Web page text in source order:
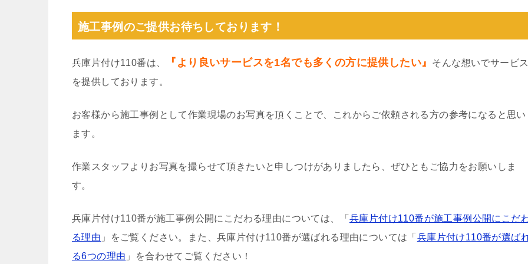
施工事例のご提供お待ちしております！
兵庫片付け110番は、 『より良いサービスを1名でも多くの方に提供したい』
そんな想いでサービス
を提供しております。
お客様から施工事例として作業現場のお写真を頂くことで、これからご依頼される方の参考になると思い
ます。
作業スタッフよりお写真を撮らせて頂きたいと申しつけがありましたら、ぜひともご協力をお願いしま
す。
兵庫片付け110番が施工事例公開にこだわる理由については、「 兵庫片付け110番が施工事例公開にこだ
る理由 」をご覧ください。また、兵庫片付け110番が選ばれる理由については「 兵庫片付け110番が選ば
る6つの理由 」を合わせてご覧ください！